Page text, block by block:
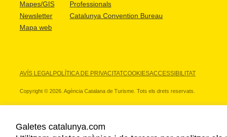
Mapes/GIS
Newsletter
Mapa web
Professionals
Catalunya Convention Bureau
AVÍS LEGALPOLÍTICA DE PRIVACITATCOOKIESACCESSIBILITAT
Copyright © 2026. Agència Catalana de Turisme. Tots els drets reservats.
Galetes catalunya.com